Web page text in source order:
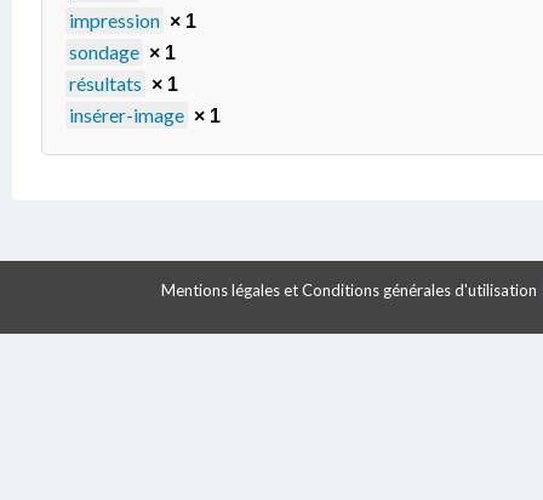
impression × 1
sondage × 1
résultats × 1
insérer-image × 1
Mentions légales et Conditions générales d'utilisation